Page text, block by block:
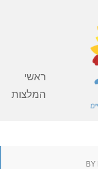
ראשי
המלצות